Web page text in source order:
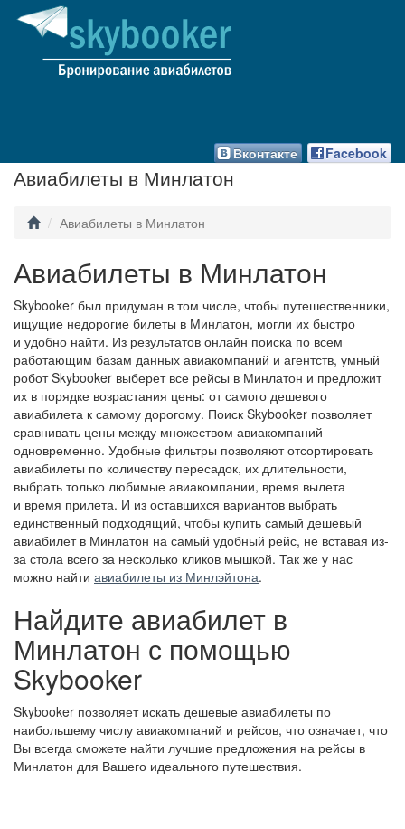
Facebook
Вконтакте
Авиабилеты в Минлатон
Авиабилеты в Минлатон
Авиабилеты в Минлатон
Skybooker был придуман в том числе, чтобы путешественники,
ищущие недорогие билеты в Минлатон, могли их быстро
и удобно найти. Из результатов онлайн поиска по всем
работающим базам данных авиакомпаний и агентств, умный
робот Skybooker выберет все рейсы в Минлатон и предложит
их в порядке возрастания цены: от самого дешевого
авиабилета к самому дорогому. Поиск Skybooker позволяет
сравнивать цены между множеством авиакомпаний
одновременно. Удобные фильтры позволяют отсортировать
авиабилеты по количеству пересадок, их длительности,
выбрать только любимые авиакомпании, время вылета
и время прилета. И из оставшихся вариантов выбрать
единственный подходящий, чтобы купить самый дешевый
авиабилет в Минлатон на самый удобный рейс, не вставая из-
за стола всего за несколько кликов мышкой. Так же у нас
можно найти авиабилеты из Минлэйтона.
Найдите авиабилет в
Минлатон с помощью
Skybooker
Skybooker позволяет искать дешевые авиабилеты по
наибольшему числу авиакомпаний и рейсов, что означает, что
Вы всегда сможете найти лучшие предложения на рейсы в
Минлатон для Вашего идеального путешествия.